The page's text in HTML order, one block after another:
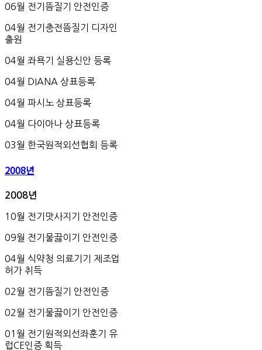
06월 전기뜸질기 안전인증
04월 전기충전뜸질기 디자인
출원
04월 좌욕기 실용신안 등록
04월 DIANA 상표등록
04월 파시노 상표등록
04월 다이아나 상표등록
03월 한국원적외선협회 등록
2008년
2008년
10월 전기맛사지기 안전인증
09월 전기물끓이기 안전인증
04월 식약청 의료기기 제조업
허가 취득
02월 전기뜸질기 안전인증
02월 전기물끓이기 안전인증
01월 전기원적외선좌훈기 유
럽CE인증 획득